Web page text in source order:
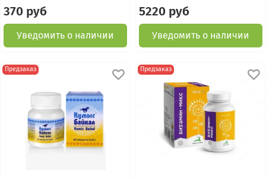
370 руб
Уведомить о наличии
5220 руб
Уведомить о наличии
Предзаказ Предзаказ